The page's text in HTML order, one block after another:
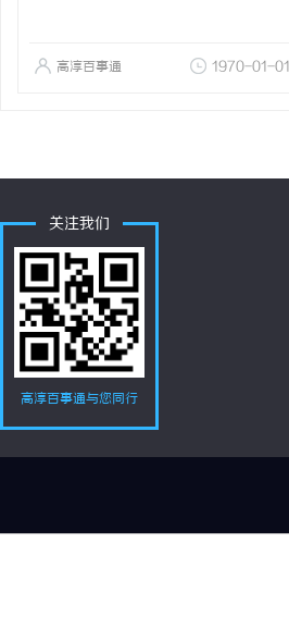
高淳百事通 1970-01-01
关注我们
高淳百事通与您同行